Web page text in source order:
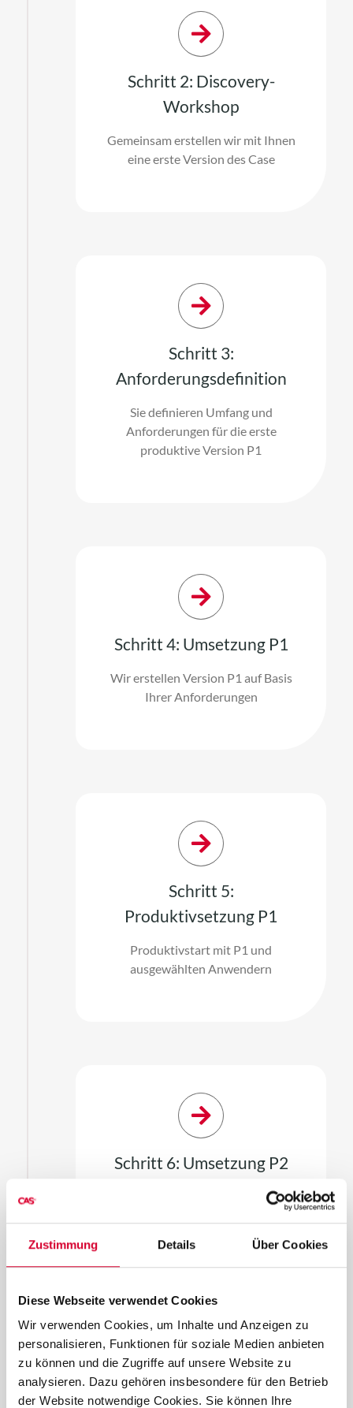
Zustimmung Details Über Cookies
Diese Webseite verwendet Cookies
Wir verwenden Cookies, um Inhalte und Anzeigen zu
personalisieren, Funktionen für soziale Medien anbieten
zu können und die Zugriffe auf unsere Website zu
analysieren. Dazu gehören insbesondere für den Betrieb
der Website notwendige Cookies. Sie können Ihre
Schritt 2: Discovery-
Workshop
Gemeinsam erstellen wir mit Ihnen
eine erste Version des Case
Schritt 3:
Anforderungsdefinition
Sie definieren Umfang und
Anforderungen für die erste
produktive Version P1
Schritt 4: Umsetzung P1
Wir erstellen Version P1 auf Basis
Ihrer Anforderungen
Schritt 5:
Produktivsetzung P1
Produktivstart mit P1 und
ausgewählten Anwendern
Schritt 6: Umsetzung P2
Feedback sammeln und zweite
erweitertem Nutzerkreis planen
Kontakt